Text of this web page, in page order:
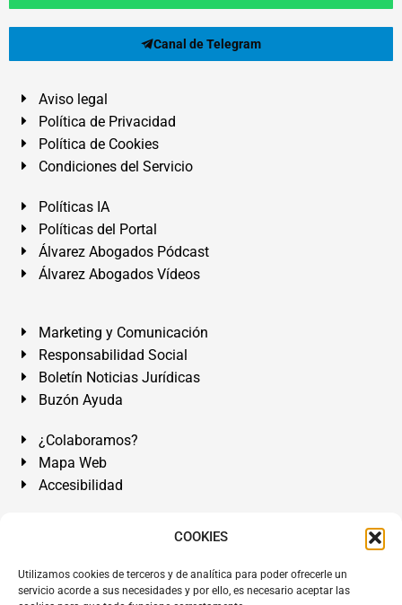
COOKIES
Utilizamos cookies de terceros y de analítica para poder ofrecerle un
servicio acorde a sus necesidades y por ello, es necesario aceptar las
Canal de Telegram
Aviso legal
Política de Privacidad
Política de Cookies
Condiciones del Servicio
Políticas IA
Políticas del Portal
Álvarez Abogados Pódcast
Álvarez Abogados Vídeos
Marketing y Comunicación
Responsabilidad Social
Boletín Noticias Jurídicas
Buzón Ayuda
¿Colaboramos?
Mapa Web
Accesibilidad
Álvarez Abogados Tenerife:Calle Teobaldo Power Nº 7,
de Tenerife. Islas Canarias.